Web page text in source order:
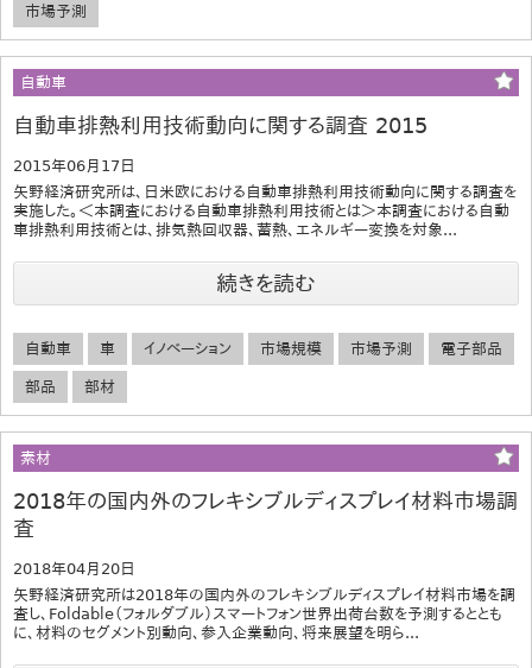
市場予測
自動車
自動車排熱利用技術動向に関する調査 2015
2015年06月17日
矢野経済研究所は、日米欧における自動車排熱利用技術動向に関する調査を
実施した。＜本調査における自動車排熱利用技術とは＞本調査における自動
車排熱利用技術とは、排気熱回収器、蓄熱、エネルギー変換を対象...
続きを読む
自動車 車 イノベーション 市場規模 市場予測 電子部品
部品 部材
素材
2018年の国内外のフレキシブルディスプレイ材料市場調
査
2018年04月20日
矢野経済研究所は2018年の国内外のフレキシブルディスプレイ材料市場を調
査し、Foldable（フォルダブル）スマートフォン世界出荷台数を予測するととも
に、材料のセグメント別動向、参入企業動向、将来展望を明ら...